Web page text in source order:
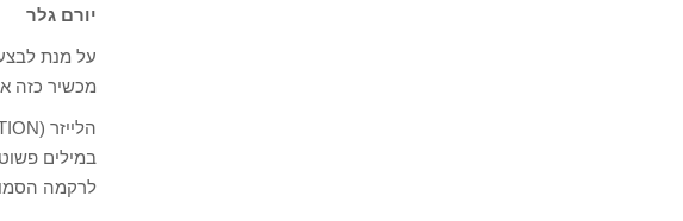
יורם גלר
על מנת
מכשיר כזה
במילים
לרקמה